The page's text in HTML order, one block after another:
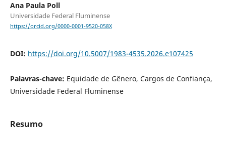
Ana Paula Poll
Universidade Federal Fluminense
https://orcid.org/0000-0001-9520-058X
DOI: https://doi.org/10.5007/1983-4535.2026.e107425
Palavras-chave: Equidade de Gênero, Cargos de Confiança,
Universidade Federal Fluminense
Resumo